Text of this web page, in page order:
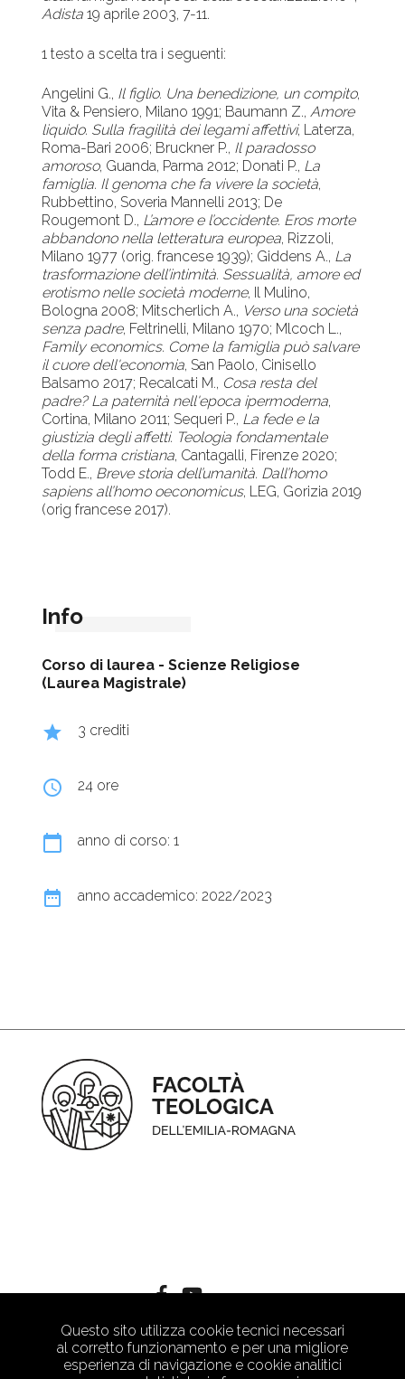
Questo sito utilizza cookie tecnici necessari
al corretto funzionamento e per una migliore
esperienza di navigazione e cookie analitici
Adista 19 aprile 2003, 7-11.
1 testo a scelta tra i seguenti:
Angelini G., Il figlio. Una benedizione, un compito,
Vita & Pensiero, Milano 1991; Baumann Z.,Amore
liquido. Sulla fragilità dei legami affettivi, Laterza,
Roma-Bari 2006; Bruckner P., Il paradosso
amoroso, Guanda, Parma 2012; Donati P., La
famiglia. Il genoma che fa vivere la società,
Rubbettino, Soveria Mannelli 2013; De
Rougemont D., L’amore e l’occidente. Eros morte
abbandono nella letteratura europea, Rizzoli,
Milano 1977 (orig. francese 1939); Giddens A., La
trasformazione dell’intimità. Sessualità, amore ed
erotismo nelle società moderne, Il Mulino,
Bologna 2008; Mitscherlich A., Verso una società
senza padre, Feltrinelli, Milano 1970; Mlcoch L.,
Family economics. Come la famiglia può salvare
il cuore dell'economia, San Paolo, Cinisello
Balsamo 2017; Recalcati M., Cosa resta del
padre? La paternità nell'epoca ipermoderna,
Cortina, Milano 2011; Sequeri P., La fede e la
giustizia degli affetti. Teologia fondamentale
della forma cristiana, Cantagalli, Firenze 2020;
Todd E., Breve storia dell’umanità. Dall’homo
sapiens all’homo oeconomicus, LEG, Gorizia 2019
(orig francese 2017).
Info
Corso di laurea -Scienze Religiose
(Laurea Magistrale)
grade 3 crediti
query_builder 24 ore
calendar_today anno di corso: 1
date_range anno accademico: 2022/2023